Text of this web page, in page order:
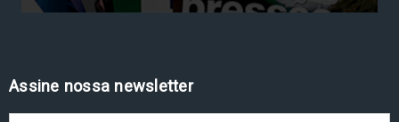
Assine nossa newsletter